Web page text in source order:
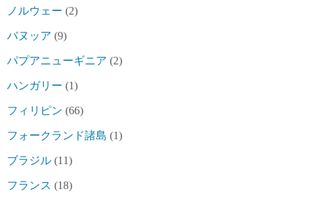
ノルウェー (2)
バヌッア (9)
パプアニューギニア (2)
ハンガリー (1)
フィリピン (66)
フォークランド諸島 (1)
ブラジル (11)
フランス (18)